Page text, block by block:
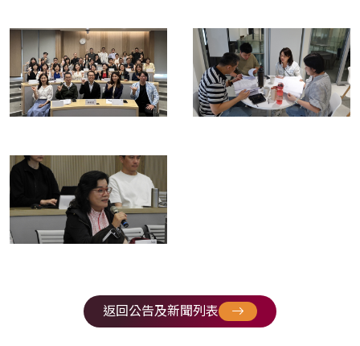
返回公告及新聞列表